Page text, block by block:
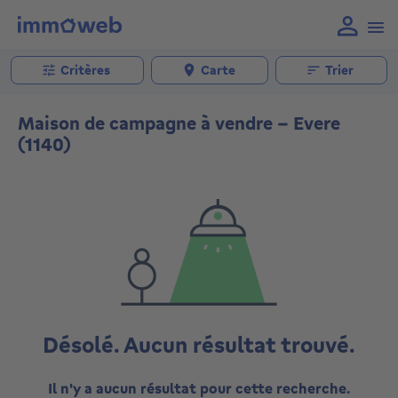
Critères Carte Trier
Maison de campagne à vendre - Evere
(1140)
Désolé. Aucun résultat trouvé.
Il n'y a aucun résultat pour cette recherche.